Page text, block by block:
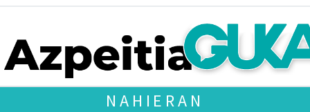
NAHIERAN